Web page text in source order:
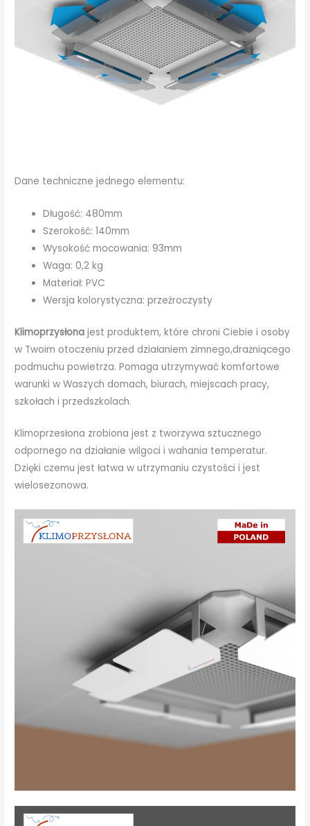
Dane techniczne jednego elementu:
Długość: 480mm
Szerokość: 140mm
Wysokość mocowania: 93mm
Waga: 0,2 kg
Materiał: PVC
Wersja kolorystyczna: przeźroczysty
Klimoprzysłona jest produktem, które chroni Ciebie i osoby
w Twoim otoczeniu przed działaniem zimnego,drażniącego
podmuchu powietrza. Pomaga utrzymywać komfortowe
warunki w Waszych domach, biurach, miejscach pracy,
szkołach i przedszkolach.
Klimoprzesłona zrobiona jest z tworzywa sztucznego
odpornego na działanie wilgoci i wahania temperatur.
Dzięki czemu jest łatwa w utrzymaniu czystości i jest
wielosezonowa.